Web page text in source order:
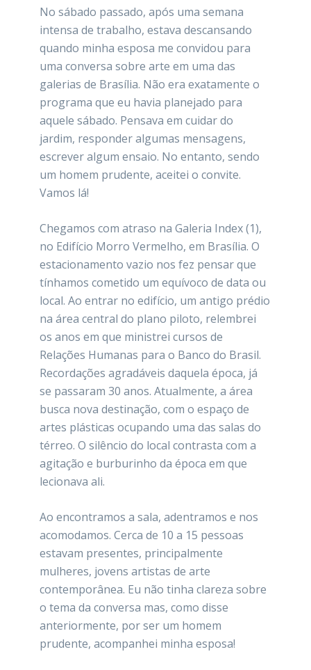
No sábado passado, após uma semana
intensa de trabalho, estava descansando
quando minha esposa me convidou para
uma conversa sobre arte em uma das
galerias de Brasília. Não era exatamente o
programa que eu havia planejado para
aquele sábado. Pensava em cuidar do
jardim, responder algumas mensagens,
escrever algum ensaio. No entanto, sendo
um homem prudente, aceitei o convite.
Vamos lá!
Chegamos com atraso na Galeria Index (1),
no Edifício Morro Vermelho, em Brasília. O
estacionamento vazio nos fez pensar que
tínhamos cometido um equívoco de data ou
local. Ao entrar no edifício, um antigo prédio
na área central do plano piloto, relembrei
os anos em que ministrei cursos de
Relações Humanas para o Banco do Brasil.
Recordações agradáveis daquela época, já
se passaram 30 anos. Atualmente, a área
busca nova destinação, com o espaço de
artes plásticas ocupando uma das salas do
térreo. O silêncio do local contrasta com a
agitação e burburinho da época em que
lecionava ali.
Ao encontramos a sala, adentramos e nos
acomodamos. Cerca de 10 a 15 pessoas
estavam presentes, principalmente
mulheres, jovens artistas de arte
contemporânea. Eu não tinha clareza sobre
o tema da conversa mas, como disse
anteriormente, por ser um homem
prudente, acompanhei minha esposa!